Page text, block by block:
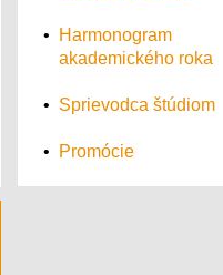
•
Harmonogram
akademického roka
• Sprievodca štúdiom
• Promócie